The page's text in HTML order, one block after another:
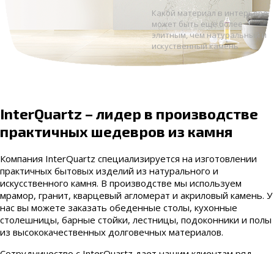
Какой материал в интерьере
может быть еще более
элитным, чем натуральный и
искуственный камень
InterQuartz – лидер в производстве
практичных шедевров из камня
Компания InterQuartz специализируется на изготовлении
практичных бытовых изделий из натурального и
искусственного камня. В производстве мы используем
мрамор, гранит, кварцевый агломерат и акриловый камень. У
нас вы можете заказать обеденные столы, кухонные
столешницы, барные стойки, лестницы, подоконники и полы
из высококачественных долговечных материалов.